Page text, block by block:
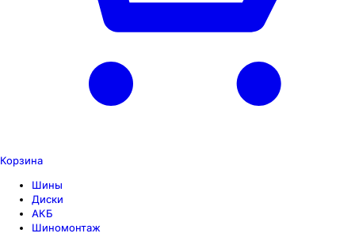
Корзина
Шины
Диски
АКБ
Шиномонтаж